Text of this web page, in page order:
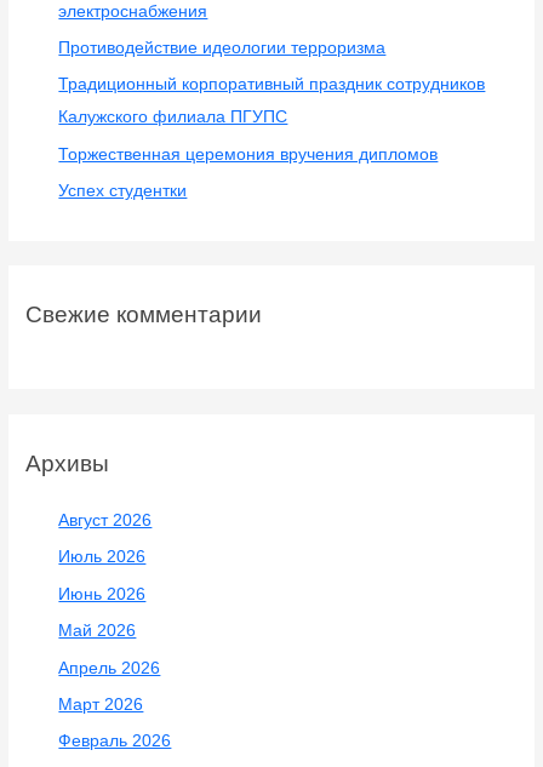
электроснабжения
Противодействие идеологии терроризма
Традиционный корпоративный праздник сотрудников
Калужского филиала ПГУПС
Торжественная церемония вручения дипломов
Успех студентки
Свежие комментарии
Архивы
Август 2026
Июль 2026
Июнь 2026
Май 2026
Апрель 2026
Март 2026
Февраль 2026